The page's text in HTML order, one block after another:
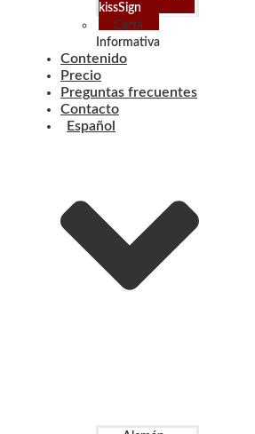
kissSign
Carta
Informativa
Contenido
Precio
Preguntas frecuentes
Contacto
Español